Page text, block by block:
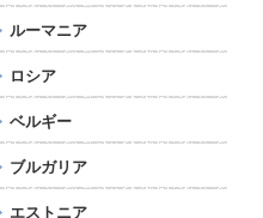
ルーマニア
ロシア
ベルギー
ブルガリア
エストニア